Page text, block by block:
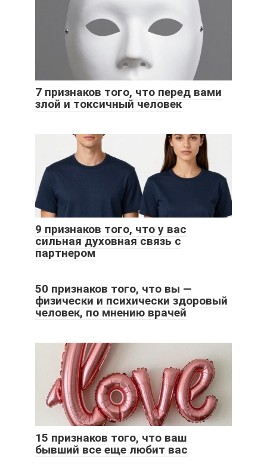
7 признаков того, что перед вами
злой и токсичный человек
9 признаков того, что у вас
сильная духовная связь с
партнером
50 признаков того, что вы —
физически и психически здоровый
человек, по мнению врачей
15 признаков того, что ваш
бывший все еще любит вас